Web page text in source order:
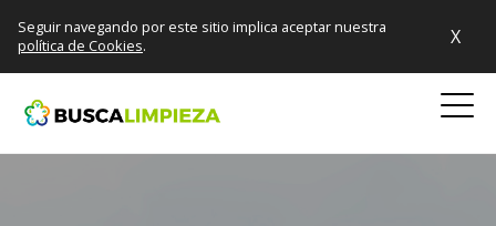
Seguir navegando por este sitio implica aceptar nuestra
política de Cookies. X